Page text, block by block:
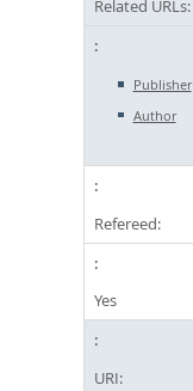
Related URLs:
Publisher
Author
Refereed:
Yes
URI: